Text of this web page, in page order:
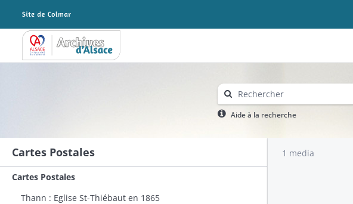
Archives Alsace - Colmar
Aide à la recherche
Cartes Postales
Cartes Postales
Thann : Eglise St-Thiébaut en 1865
1 media